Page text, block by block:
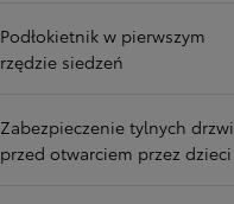
Podłokietnik w pierwszym
rzędzie siedzeń
Zabezpieczenie tylnych drzwi
przed otwarciem przez dzieci